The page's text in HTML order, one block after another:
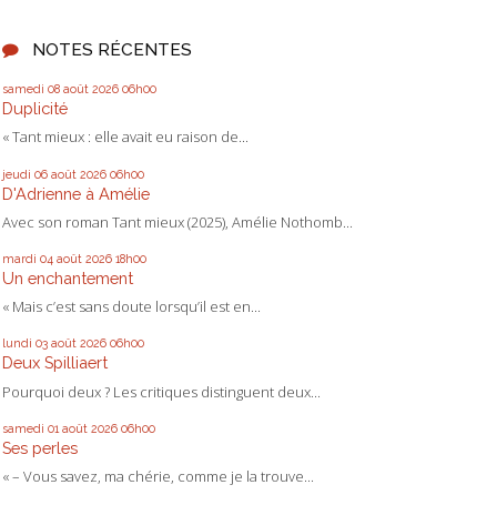
NOTES RÉCENTES
samedi 08 août 2026 06h00
Duplicité
« Tant mieux : elle avait eu raison de...
jeudi 06 août 2026 06h00
D'Adrienne à Amélie
Avec son roman Tant mieux (2025), Amélie Nothomb...
mardi 04 août 2026 18h00
Un enchantement
« Mais c’est sans doute lorsqu’il est en...
lundi 03 août 2026 06h00
Deux Spilliaert
Pourquoi deux ? Les critiques distinguent deux...
samedi 01 août 2026 06h00
Ses perles
« – Vous savez, ma chérie, comme je la trouve...